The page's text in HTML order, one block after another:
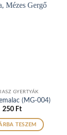
GYERTYÁK
(MG-004)
250 Ft
TESZEM